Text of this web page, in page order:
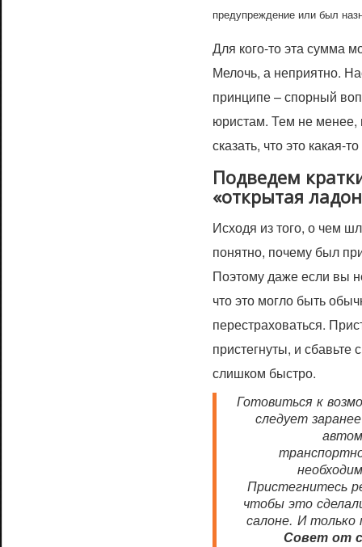
предупреждение или был
Для кого-то эта сумма
Мелочь, а неприятно.
принципе – спорный
юристам. Тем не
сказать, что это какая-
Подведем
«открытая
Исходя из того, о чем
понятно, почему был
Поэтому даже если вы
что это могло быть
перестраховаться.
пристегнуты, и сбавьте
слишком быстро.
Готовиться к
следует
Пристегнитесь
чтобы это
салоне. И
Совет от